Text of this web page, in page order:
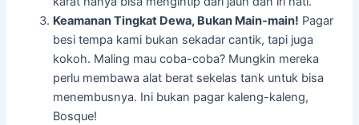
Keamanan Tingkat Dewa, Bukan Main-main! Pagar
besi tempa kami bukan sekadar cantik, tapi juga
kokoh. Maling mau coba-coba? Mungkin mereka
perlu membawa alat berat sekelas tank untuk bisa
menembusnya. Ini bukan pagar kaleng-kaleng,
Bosque!